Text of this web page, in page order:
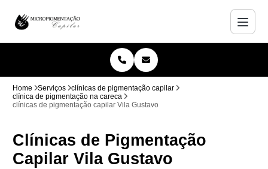
Home Serviços
clínicas de pigmentação capilar
clínica de pigmentação na careca
clínicas de pigmentação capilar Vila Gustavo
Clínicas de Pigmentação
Capilar Vila Gustavo